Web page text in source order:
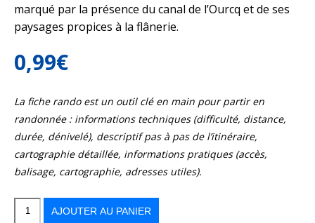
marqué par la présence du canal de l’Ourcq et de ses
paysages propices à la flânerie.
0,99€
La fiche rando est un outil clé en main pour partir en
randonnée : informations techniques (difficulté, distance,
durée, dénivelé), descriptif pas à pas de l’itinéraire,
cartographie détaillée, informations pratiques (accès,
balisage, cartographie, adresses utiles).
quantité
AJOUTER AU PANIER